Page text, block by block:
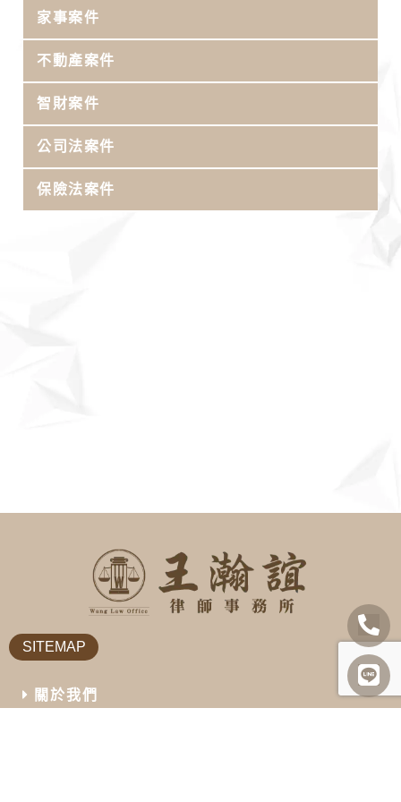
家事案件
不動產案件
智財案件
公司法案件
保險法案件
SITEMAP
關於我們